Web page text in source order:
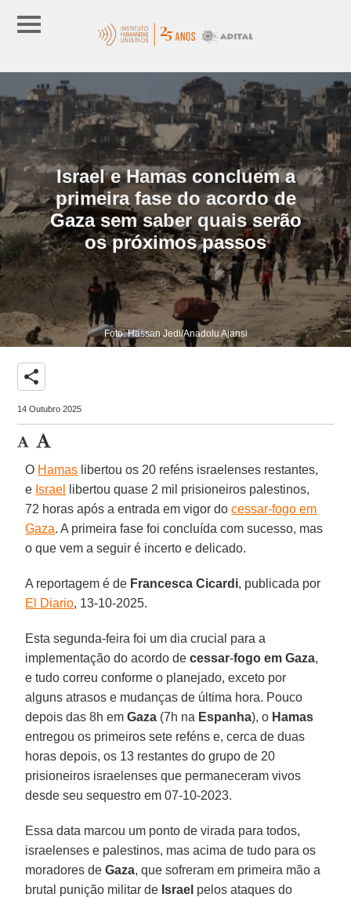
Israel e Hamas concluem a
primeira fase do acordo de
Gaza sem saber quais serão
os próximos passos
Foto: Hassan Jedi/Anadolu Ajansi
share
14 Outubro 2025
O Hamas libertou os 20 reféns israelenses restantes,
e Israel
libertou quase 2 mil prisioneiros palestinos,
72 horas após a entrada em vigor docessar-fogo em
Gaza. A primeira fase foi concluída com sucesso, mas
o que vem a seguir é incerto e delicado.
A reportagem é de Francesca Cicardi, publicada por
El Diario, 13-10-2025.
Esta segunda-feira foi um dia crucial para a
implementação do acordo decessar-fogo em Gaza,
e tudo correu conforme o planejado, exceto por
alguns atrasos e mudanças de última hora. Pouco
depois das 8h emGaza (7h na Espanha), o Hamas
entregou os primeiros sete reféns e, cerca de duas
horas depois, os 13 restantes do grupo de 20
prisioneiros israelenses que permaneceram vivos
desde seu sequestro em 07-10-2023.
Essa data marcou um ponto de virada para todos,
israelenses e palestinos, mas acima de tudo para os
moradores deGaza, que sofreram em primeira mão a
brutal punição militar de Israel pelos ataques do